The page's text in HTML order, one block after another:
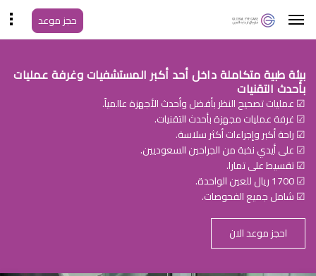
حجز موعد
بيئة طبية متكاملة داخل أحد أكبر المستشفيات وغرفة عمليات
بأحدث التقنيات
☑ عمليات تصحيح النظر بأفضل وأحدث الأجهزة عالمياً.
☑ غرفة عمليات مجهزة بأحدث التقنيات.
☑ راحة أكبر وإجراءات أكثر سلاسة.
☑ على أيدي نخبة من الجراحين السعوديين.
☑ تقسيط على تمارا.
☑ 1700 ريال للعين الواحدة.
☑ شامل جميع الفحوصات.
احجز موعد الان